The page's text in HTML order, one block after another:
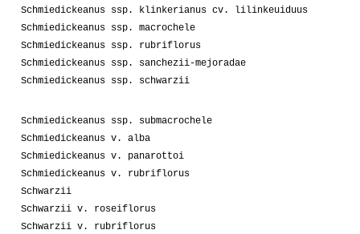
Schmiedickeanus ssp. klinkerianus cv. lilinkeuiduus
Schmiedickeanus ssp. macrochele
Schmiedickeanus ssp. rubriflorus
Schmiedickeanus ssp. sanchezii-mejoradae
Schmiedickeanus ssp. schwarzii
Schmiedickeanus ssp. submacrochele
Schmiedickeanus v. alba
Schmiedickeanus v. panarottoi
Schmiedickeanus v. rubriflorus
Schwarzii
Schwarzii v. roseiflorus
Schwarzii v. rubriflorus